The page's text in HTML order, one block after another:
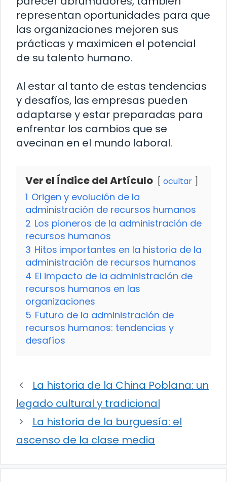
representan oportunidades para que
las organizaciones mejoren sus
prácticas y maximicen el potencial
de su talento humano.
Al estar al tanto de estas tendencias
y desafíos, las empresas pueden
adaptarse y estar preparadas para
enfrentar los cambios que se
avecinan en el mundo laboral.
Ver el Índice del Artículo ocultar
1 Origen y evolución de la
administración de recursos humanos
2 Los pioneros de la administración de
recursos humanos
3 Hitos importantes en la historia de la
administración de recursos humanos
4 El impacto de la administración de
recursos humanos en las
organizaciones
5 Futuro de la administración de
recursos humanos: tendencias y
desafíos
La historia de la China Poblana: un
legado cultural y tradicional
La historia de la burguesía: el
ascenso de la clase media